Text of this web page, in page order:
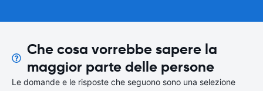
Che cosa vorrebbe sapere la
maggior parte delle persone
Le domande e le risposte che seguono sono una selezione